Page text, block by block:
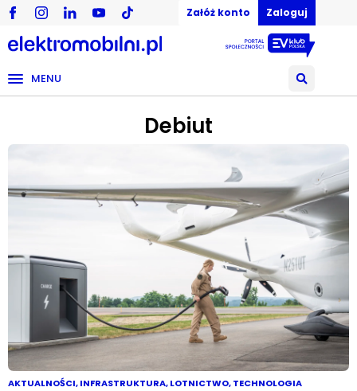
Załóż konto Zaloguj
MENU
Debiut
AKTUALNOŚCI,INFRASTRUKTURA,LOTNICTWO,TECHNOLOGIA